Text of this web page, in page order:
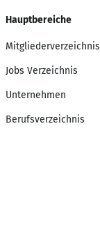
Hauptbereiche
Mitgliederverzeichnis
Jobs Verzeichnis
Unternehmen
Berufsverzeichnis